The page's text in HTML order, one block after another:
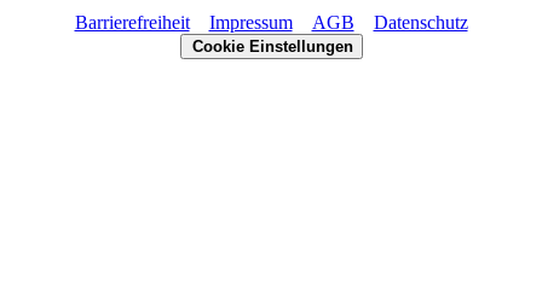
Barrierefreiheit Impressum AGB Datenschutz
Cookie Einstellungen